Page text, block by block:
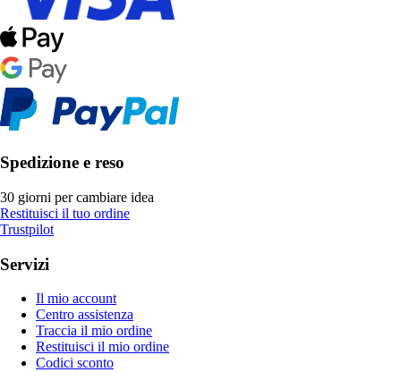
Spedizione e reso
30 giorni per cambiare idea
Restituisci il tuo ordine
Trustpilot
Servizi
Il mio account
Centro assistenza
Traccia il mio ordine
Restituisci il mio ordine
Codici sconto